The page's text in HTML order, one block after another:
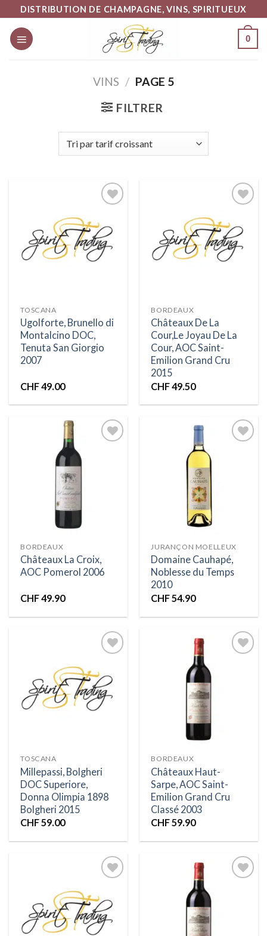
content
DISTRIBUTION DE CHAMPAGNE, VINS, SPIRITUEUX
0
VINS / PAGE 5
FILTRER
Ajouter
à la liste
d’envies
TOSCANA
Ugolforte, Brunello di
Montalcino DOC,
Tenuta San Giorgio
2007
CHF49.00
Ajouter
à la liste
d’envies
BORDEAUX
Châteaux De La
Cour,Le Joyau De La
Cour, AOC Saint-
Emilion Grand Cru
2015
CHF49.50
BORDEAUX
Châteaux La Croix,
AOC Pomerol 2006
CHF49.90
JURANÇON MOELLEUX
Domaine Cauhapé,
Noblesse du Temps
2010
CHF54.90
Ajouter
à la liste
d’envies
TOSCANA
Millepassi, Bolgheri
DOC Superiore,
Donna Olimpia 1898
Bolgheri 2015
CHF59.00
BORDEAUX
Châteaux Haut-
Sarpe, AOC Saint-
Emilion Grand Cru
Classé 2003
CHF59.90
Ajouter
à la liste
d’envies